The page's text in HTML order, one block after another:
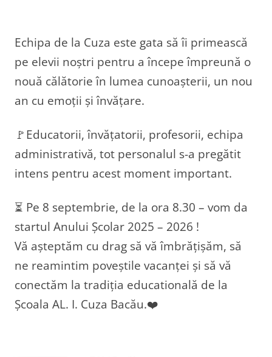
Echipa de la Cuza este gata să îi primească
pe elevii noștri pentru a începe împreună o
nouă călătorie în lumea cunoașterii, un nou
an cu emoții și învățare.
🚩Educatorii, învățatorii, profesorii, echipa
administrativă, tot personalul s-a pregătit
intens pentru acest moment important.
⏳️ Pe 8 septembrie, de la ora 8.30 – vom da
startul Anului Școlar 2025 – 2026 !
Vă așteptăm cu drag să vă îmbrățișăm, să
ne reamintim poveștile vacanței și să vă
conectăm la tradiția educatională de la
Școala AL. I. Cuza Bacău.❤️